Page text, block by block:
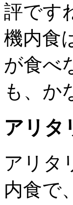
評です
機内食
が食べ
も、か
アリタ
アリタ
内食で